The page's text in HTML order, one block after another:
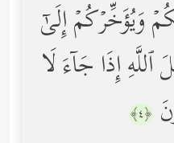
وَیُؤَخِّرۡكُمۡ إِلَىٰۤ
إِذَا جَاۤءَ لَا
﴿٤﴾